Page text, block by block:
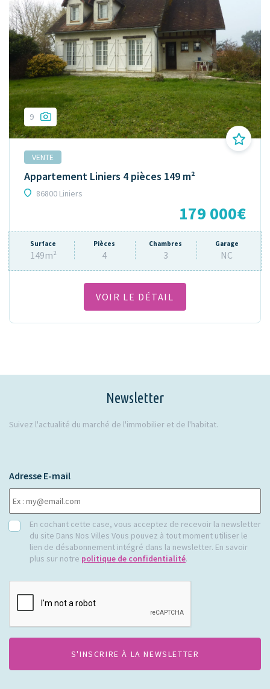
9
VENTE
Appartement Liniers 4 pièces 149 m²
86800 Liniers
179 000€
Surface
149m²
Pièces
4
Chambres
3
Garage
NC
VOIR LE DÉTAIL
Newsletter
Suivez l'actualité du marché de l'immobilier et de l'habitat.
Adresse E-mail
RGPDEn cochant cette case, vous acceptez de recevoir la newsletter
du site Dans Nos Villes Vous pouvez à tout moment utiliser le
lien de désabonnement intégré dans la newsletter. En savoir
plus sur notre politique de confidentialité.
CAPTCHA